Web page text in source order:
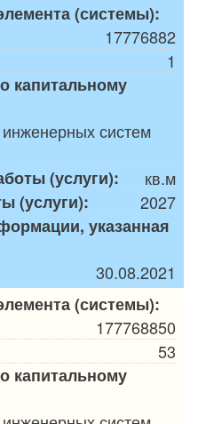
(системы):
17776882
1
капитальному
систем
(услуги):
кв.м
(услуги):
2027
указанная
30.08.2021
(системы):
177768850
53
капитальному